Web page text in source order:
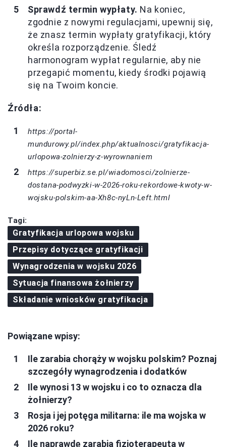
Sprawdź termin wypłaty. Na koniec,
zgodnie z nowymi regulacjami, upewnij się,
że znasz termin wypłaty gratyfikacji, który
określa rozporządzenie. Śledź
harmonogram wypłat regularnie, aby nie
przegapić momentu, kiedy środki pojawią
się na Twoim koncie.
Źródła:
https://portal-
mundurowy.pl/index.php/aktualnosci/gratyfikacja-
urlopowa-zolnierzy-z-wyrownaniem
https://superbiz.se.pl/wiadomosci/zolnierze-
dostana-podwyzki-w-2026-roku-rekordowe-kwoty-w-
wojsku-polskim-aa-Xh8c-nyLn-Left.html
Tagi:
Gratyfikacja urlopowa wojsku
Przepisy dotyczące gratyfikacji
Wynagrodzenia w wojsku 2026
Sytuacja finansowa żołnierzy
Składanie wniosków gratyfikacja
Powiązane wpisy:
Ile zarabia chorąży w wojsku polskim? Poznaj
szczegóły wynagrodzenia i dodatków
Ile wynosi 13 w wojsku i co to oznacza dla
żołnierzy?
Rosja i jej potęga militarna: ile ma wojska w
2026 roku?
Ile naprawdę zarabia fizjoterapeuta w